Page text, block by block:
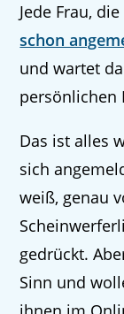
Jede Frau,
schon
und wartet
persönlichen
Das ist alles
sich
weiß, genau
gedrückt.
Sinn und